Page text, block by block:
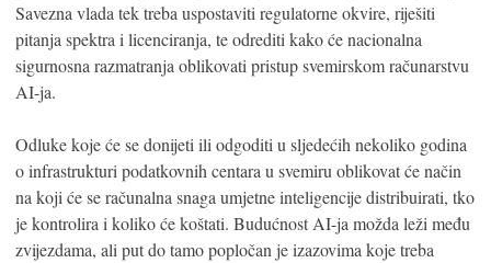
Savezna vlada tek treba uspostaviti regulatorne okvire, riješiti
pitanja spektra i licenciranja, te odrediti kako će nacionalna
sigurnosna razmatranja oblikovati pristup svemirskom računarstvu
AI-ja.
Odluke koje će se donijeti ili odgoditi u sljedećih nekoliko godina
o infrastrukturi podatkovnih centara u svemiru oblikovat će način
na koji će se računalna snaga umjetne inteligencije distribuirati, tko
je kontrolira i koliko će koštati. Budućnost AI-ja možda leži među
zvijezdama, ali put do tamo popločan je izazovima koje treba